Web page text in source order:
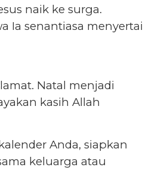
naik ke surga.
Ia senantiasa menyertai
Natal menjadi
kasih Allah
Anda, siapkan
keluarga atau